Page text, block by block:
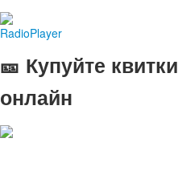
RadioPlayer
🎫 Купуйте квитки
онлайн